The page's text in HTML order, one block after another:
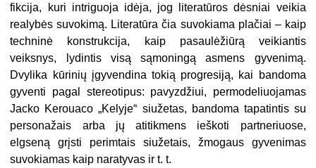
fikcija, kuri intriguoja idėja, jog literatūros dėsniai veikia
realybės suvokimą. Literatūra čia suvokiama plačiai – kaip
techninė konstrukcija, kaip pasaulėžiūrą veikiantis
veiksnys, lydintis visą sąmoningą asmens gyvenimą.
Dvylika kūrinių įgyvendina tokią progresiją, kai bandoma
gyventi pagal stereotipus: pavyzdžiui, permodeliuojamas
Jacko Kerouaco „Kelyje“ siužetas, bandoma tapatintis su
personažais arba jų atitikmens ieškoti partneriuose,
elgseną grįsti perimtais siužetais, žmogaus gyvenimas
suvokiamas kaip naratyvas ir t. t.